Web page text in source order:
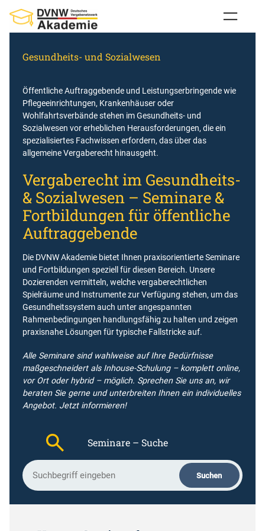
Inhalt
springen
Gesundheits- und Sozialwesen
Öffentliche Auftraggebende und Leistungserbringende wie
Pflegeeinrichtungen, Krankenhäuser oder
Wohlfahrtsverbände stehen im Gesundheits- und
Sozialwesen vor erheblichen Herausforderungen, die ein
spezialisiertes Fachwissen erfordern, das über das
allgemeine Vergaberecht hinausgeht.
Vergaberecht im Gesundheits-
& Sozialwesen – Seminare &
Fortbildungen für öffentliche
Auftraggebende
Die DVNW Akademie bietet Ihnen praxisorientierte Seminare
und Fortbildungen speziell für diesen Bereich. Unsere
Dozierenden vermitteln, welche vergaberechtlichen
Spielräume und Instrumente zur Verfügung stehen, um das
Gesundheitssystem auch unter angespannten
Rahmenbedingungen handlungsfähig zu halten und zeigen
praxisnahe Lösungen für typische Fallstricke auf.
Alle Seminare sind wahlweise auf Ihre Bedürfnisse
maßgeschneidert als Inhouse-Schulung – komplett online,
vor Ort oder hybrid – möglich. Sprechen Sie uns an, wir
beraten Sie gerne und unterbreiten Ihnen ein individuelles
Angebot. Jetzt informieren!
Seminare – Suche
S
h
Suchen